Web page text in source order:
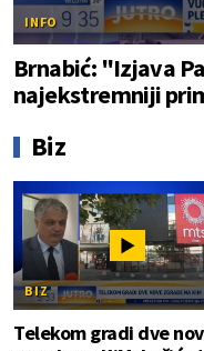
INFO
Brnabić: "Izjava
najekstremniji
Biz
BIZ
Telekom gradi dve